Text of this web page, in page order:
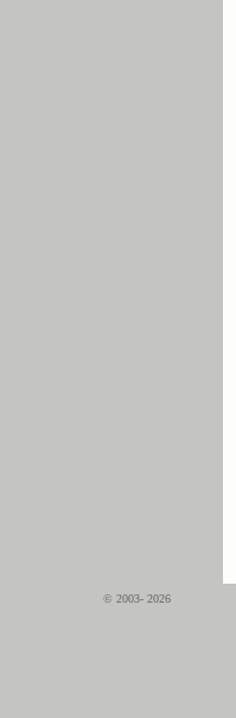
© 2003- 2026